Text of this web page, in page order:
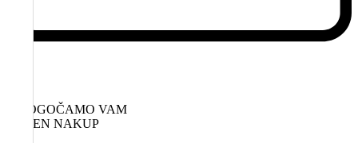
OMOGOČAMO VAM
VAREN NAKUP